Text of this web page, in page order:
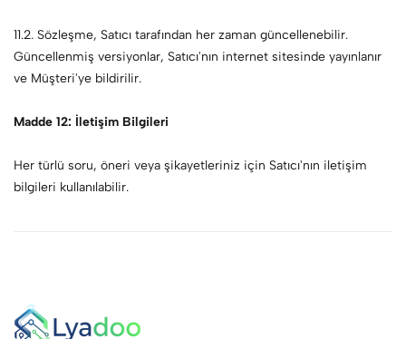
11.2. Sözleşme, Satıcı tarafından her zaman güncellenebilir.
Güncellenmiş versiyonlar, Satıcı'nın internet sitesinde yayınlanır
ve Müşteri'ye bildirilir.
Madde 12: İletişim Bilgileri
Her türlü soru, öneri veya şikayetleriniz için Satıcı'nın iletişim
bilgileri kullanılabilir.